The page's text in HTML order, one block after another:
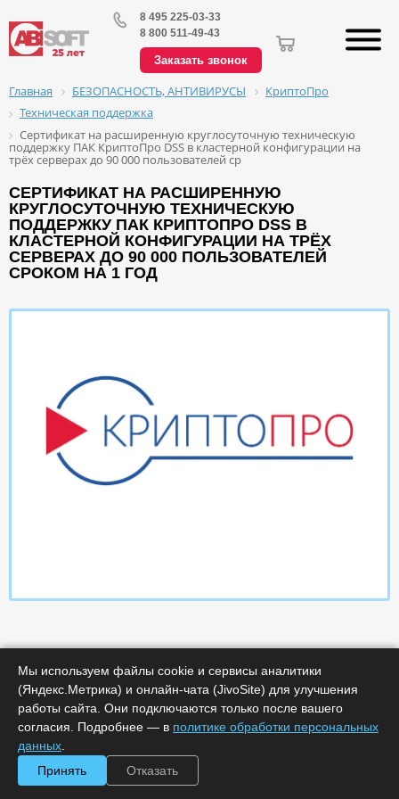
8 495 225-03-33
8 800 511-49-43
Заказать звонок
Главная БЕЗОПАСНОСТЬ, АНТИВИРУСЫ
КриптоПро
Техническая поддержка
Сертификат на расширенную круглосуточную техническую
поддержку ПАК КриптоПро DSS в кластерной конфигурации на
трёх серверах до 90 000 пользователей ср
СЕРТИФИКАТ НА РАСШИРЕННУЮ
КРУГЛОСУТОЧНУЮ ТЕХНИЧЕСКУЮ
ПОДДЕРЖКУ ПАК КРИПТОПРО DSS В
КЛАСТЕРНОЙ КОНФИГУРАЦИИ НА ТРЁХ
СЕРВЕРАХ ДО 90 000 ПОЛЬЗОВАТЕЛЕЙ
СРОКОМ НА 1 ГОД
Характеристики
Минимальное количество лицензий :
0000-365690
Мы используем файлы cookie и сервисы аналитики
(Яндекс.Метрика) и онлайн-чата (JivoSite) для улучшения
работы сайта. Они подключаются только после вашего
согласия. Подробнее — в политике обработки персональных
данных
Принять
Отказать